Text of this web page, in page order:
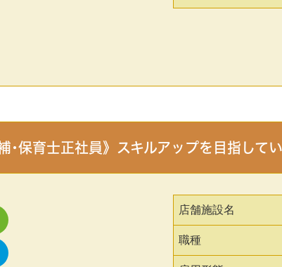
･保育士正社員》スキルアップを目指して
店舗施設名
職種